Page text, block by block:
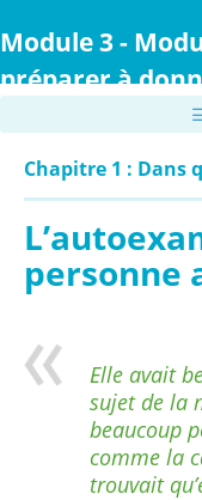
au
principal
Module 3 -
préparer à
Chapitre 1 : Dans
personne
Elle avait
sujet de la
beaucoup
comme la
trouvait